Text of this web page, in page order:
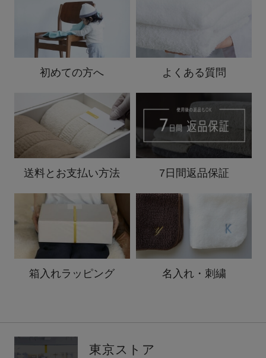
初めての方へ よくある質問
送料と お支払い方法 7日間返品保証
箱入れラッピング 名入れ・刺繍
東京ストア